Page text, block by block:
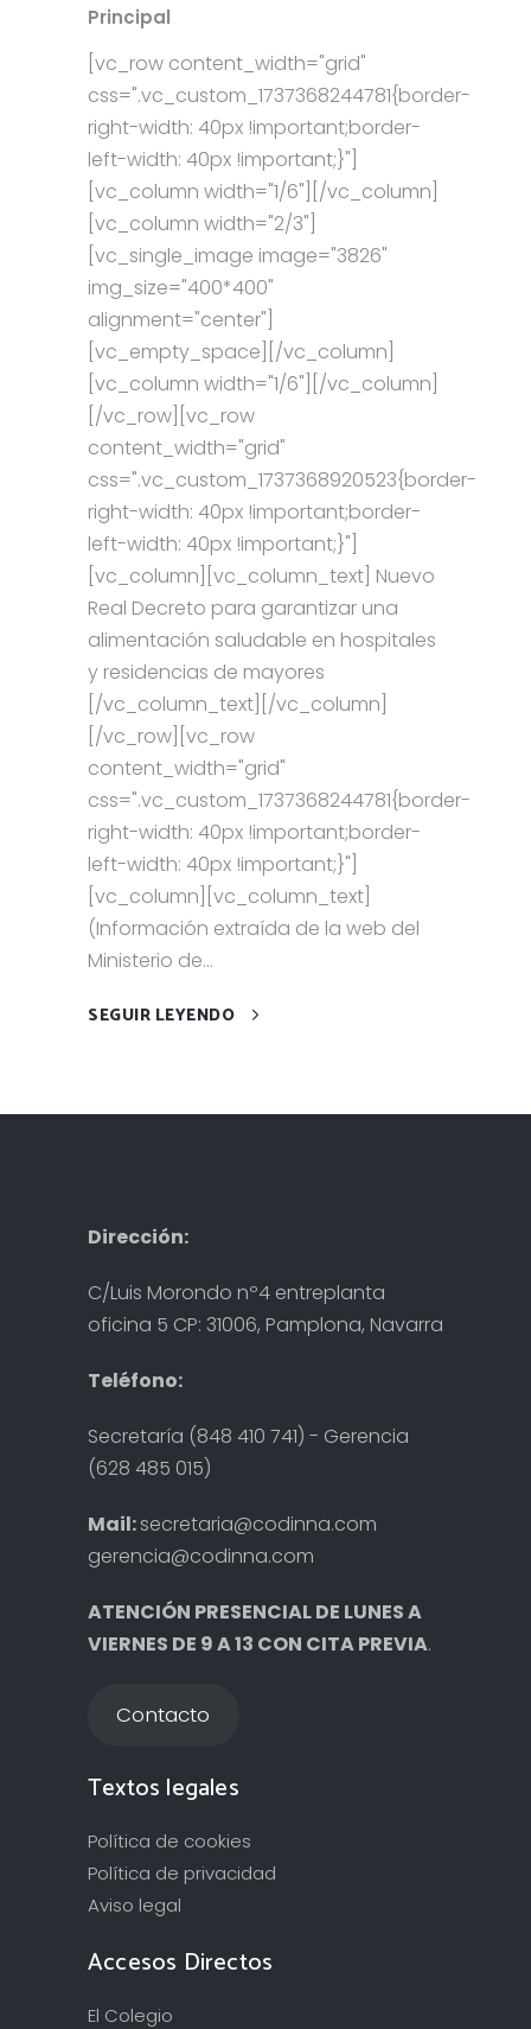
Principal
[vc_row content_width="grid"
css=".vc_custom_1737368244781{border-
right-width: 40px !important;border-
left-width: 40px !important;}"]
[vc_column width="1/6"][/vc_column]
[vc_column width="2/3"]
[vc_single_image image="3826"
img_size="400*400"
alignment="center"]
[vc_empty_space][/vc_column]
[vc_column width="1/6"][/vc_column]
[/vc_row][vc_row
content_width="grid"
css=".vc_custom_1737368920523{border-
right-width: 40px !important;border-
left-width: 40px !important;}"]
[vc_column][vc_column_text] Nuevo
Real Decreto para garantizar una
alimentación saludable en hospitales
y residencias de mayores
[/vc_column_text][/vc_column]
[/vc_row][vc_row
content_width="grid"
css=".vc_custom_1737368244781{border-
right-width: 40px !important;border-
left-width: 40px !important;}"]
[vc_column][vc_column_text]
(Información extraída de la web del
Ministerio de...
SEGUIR LEYENDO
Dirección:
C/Luis Morondo nº4 entreplanta
oficina 5 CP: 31006, Pamplona, Navarra
Teléfono:
Secretaría (848 410 741) - Gerencia
(628 485 015)
Mail:secretaria@codinna.com
gerencia@codinna.com
ATENCIÓN PRESENCIAL DE LUNES A
VIERNES DE 9 A 13 CON CITA PREVIA.
Contacto
Textos legales
Política de cookies
Política de privacidad
Aviso legal
Accesos Directos
El Colegio